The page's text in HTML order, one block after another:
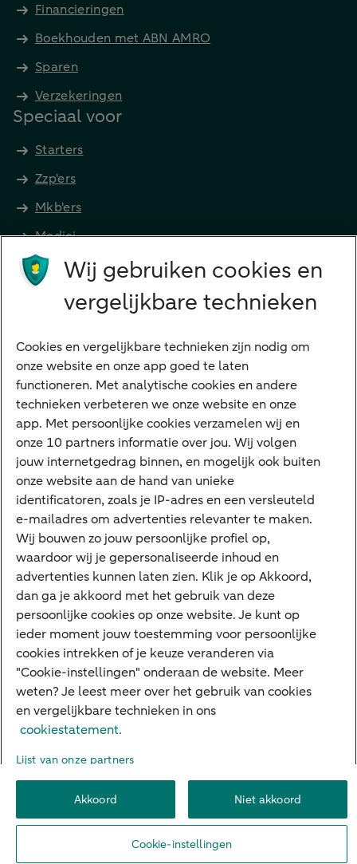
Financieringen
Boekhouden met ABN AMRO
Sparen
Verzekeringen
Speciaal voor
Starters
Zzp'ers
Mkb'ers
Medici
Advocaten en notarissen
Diensten
VraagHugo
Corporate Finance
Tikkie zakelijk
Cyber Veilig & Zeker
Private Banking
Interessant
Sectoren & trends
Ondernemersverhalen
Valutacentrum
Alles over PSD2
Business Community
Over ABN AMRO
Toegankelijkheid
PrivacyDisclaimerCookie-instellingen
© 2026 ABN AMRO
Wij gebruiken cookies en
vergelijkbare technieken
Cookies en vergelijkbare technieken zijn nodig om
onze website en onze app goed te laten
functioneren. Met analytische cookies en andere
technieken verbeteren we onze website en onze
app. Met persoonlijke cookies verzamelen wij en
onze 10 partners informatie over jou. Wij volgen
jouw internetgedrag binnen, en mogelijk ook buiten
onze website aan de hand van unieke
identificatoren, zoals je IP-adres en een versleuteld
e-mailadres om advertenties relevanter te maken.
Wij bouwen zo jouw persoonlijke profiel op,
waardoor wij je gepersonaliseerde inhoud en
advertenties kunnen laten zien. Klik je op Akkoord,
dan ga je akkoord met het gebruik van deze
persoonlijke cookies op onze website. Je kunt op
ieder moment jouw toestemming voor persoonlijke
cookies intrekken of je keuze veranderen via
"Cookie-instellingen" onderaan de website. Meer
weten? Je leest meer over het gebruik van cookies
en vergelijkbare technieken in ons
cookiestatement.
Lijst van onze partners
Akkoord Niet akkoord
Cookie-instellingen